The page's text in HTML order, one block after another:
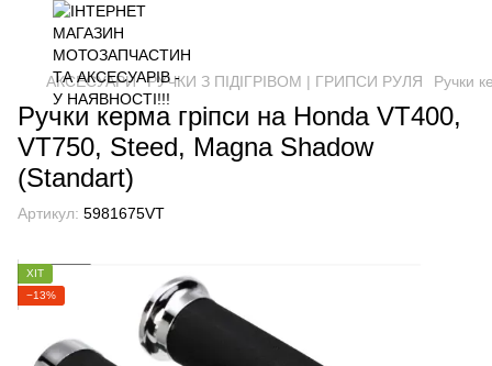
АКСЕСУАРИ РУЧКИ З ПІДІГРІВОМ | ГРИПСИ РУЛЯ Ручки
Ручки керма гріпси на Honda VT400,
VT750, Steed, Magna Shadow
(Standart)
Артикул: 5981675VT
ХІТ
−13%